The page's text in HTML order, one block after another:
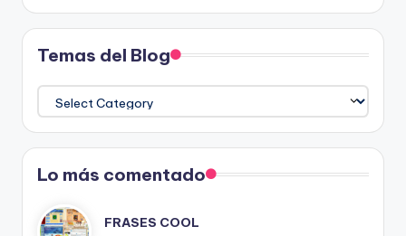
Temas del Blog
del
Blog
Lo más comentado
FRASES COOL